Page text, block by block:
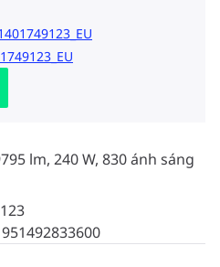
lm, 240 W, 830 ánh sáng